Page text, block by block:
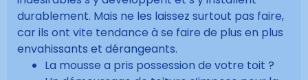
durablement. Mais ne les laissez surtout pas faire,
car ils ont vite tendance à se faire de plus en plus
envahissants et dérangeants.
La mousse a pris possession de votre toit ?